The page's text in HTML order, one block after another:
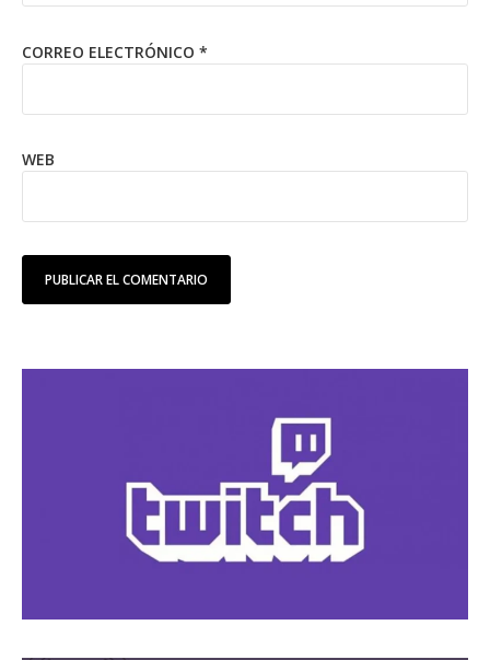
CORREO ELECTRÓNICO *
WEB